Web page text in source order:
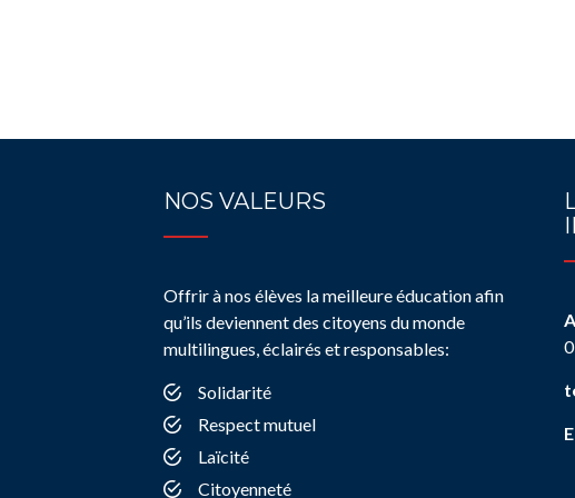
NOS VALEURS
Offrir à nos élèves la meilleure éducation afin
qu’ils deviennent des citoyens du monde
multilingues, éclairés et responsables:
Solidarité
Respect mutuel
Laïcité
Citoyenneté